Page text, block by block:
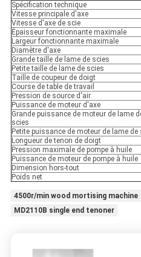
Spécification technique
Vitesse principale d'axe
Vitesse d'axe de scie
Épaisseur fonctionnante maximale
Largeur fonctionnante maximale
Diamètre d'axe
Grande taille de lame de scies
Petite taille de lame de scies
Taille de coupeur de doigt
Course de table de travail
Pression de source d'air
Puissance de moteur d'axe
Grande puissance de moteur de lame
scies
Petite puissance de moteur de lame de
Longueur de tenon de doigt
Pression maximale de pompe à huile
Puissance de moteur de pompe à huile
Dimension hors-tout
Poids net
4500r/min wood mortising machine
MD2110B single end tenoner